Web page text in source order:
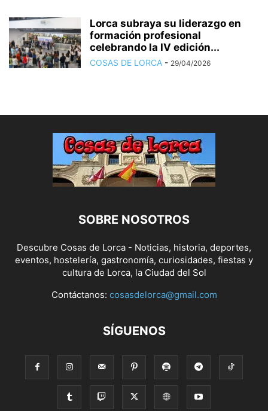
Lorca subraya su liderazgo en
formación profesional
celebrando la IV edición...
COSAS DE LORCA - 29/04/2026
SOBRE NOSOTROS
Descubre Cosas de Lorca - Noticias, historia, deportes,
eventos, hostelería, gastronomía, curiosidades, fiestas y
cultura de Lorca, la Ciudad del Sol
Contáctanos: cosasdelorca@gmail.com
SÍGUENOS